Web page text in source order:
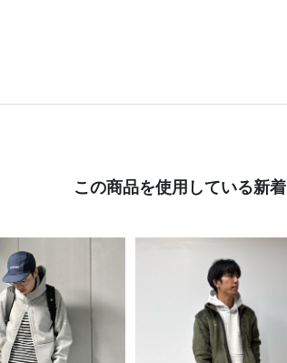
この商品を使用している新